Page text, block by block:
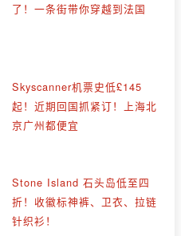
了！一条街带你穿越到法国
Skyscanner机票史低£145
起！近期回国抓紧订！上海北
京广州都便宜
Stone Island 石头岛低至四
折！收徽标神裤、卫衣、拉链
针织衫！